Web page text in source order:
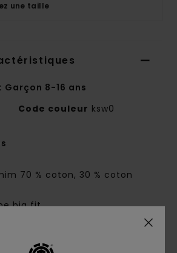
une taille
Garçon 8-16 ans
Code couleur ksw0
70 % coton, 30 % coton
big fit